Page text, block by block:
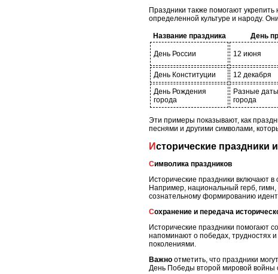
Праздники также помогают
определенной культуре и народу.
Название праздника День
День России 12 июня
День Конституции
12 декабря
День Рождения
города
Разные
города
Эти примеры показывают, как
песнями и другими символами,
Исторические
Символика праздников
Исторические праздники включают
Например, национальный герб,
сознательному формированию
Сохранение и передача
Исторические праздники помогают
напоминают о победах, трудностях
поколениями.
Важно отметить, что праздники
День Победы второй мировой войны